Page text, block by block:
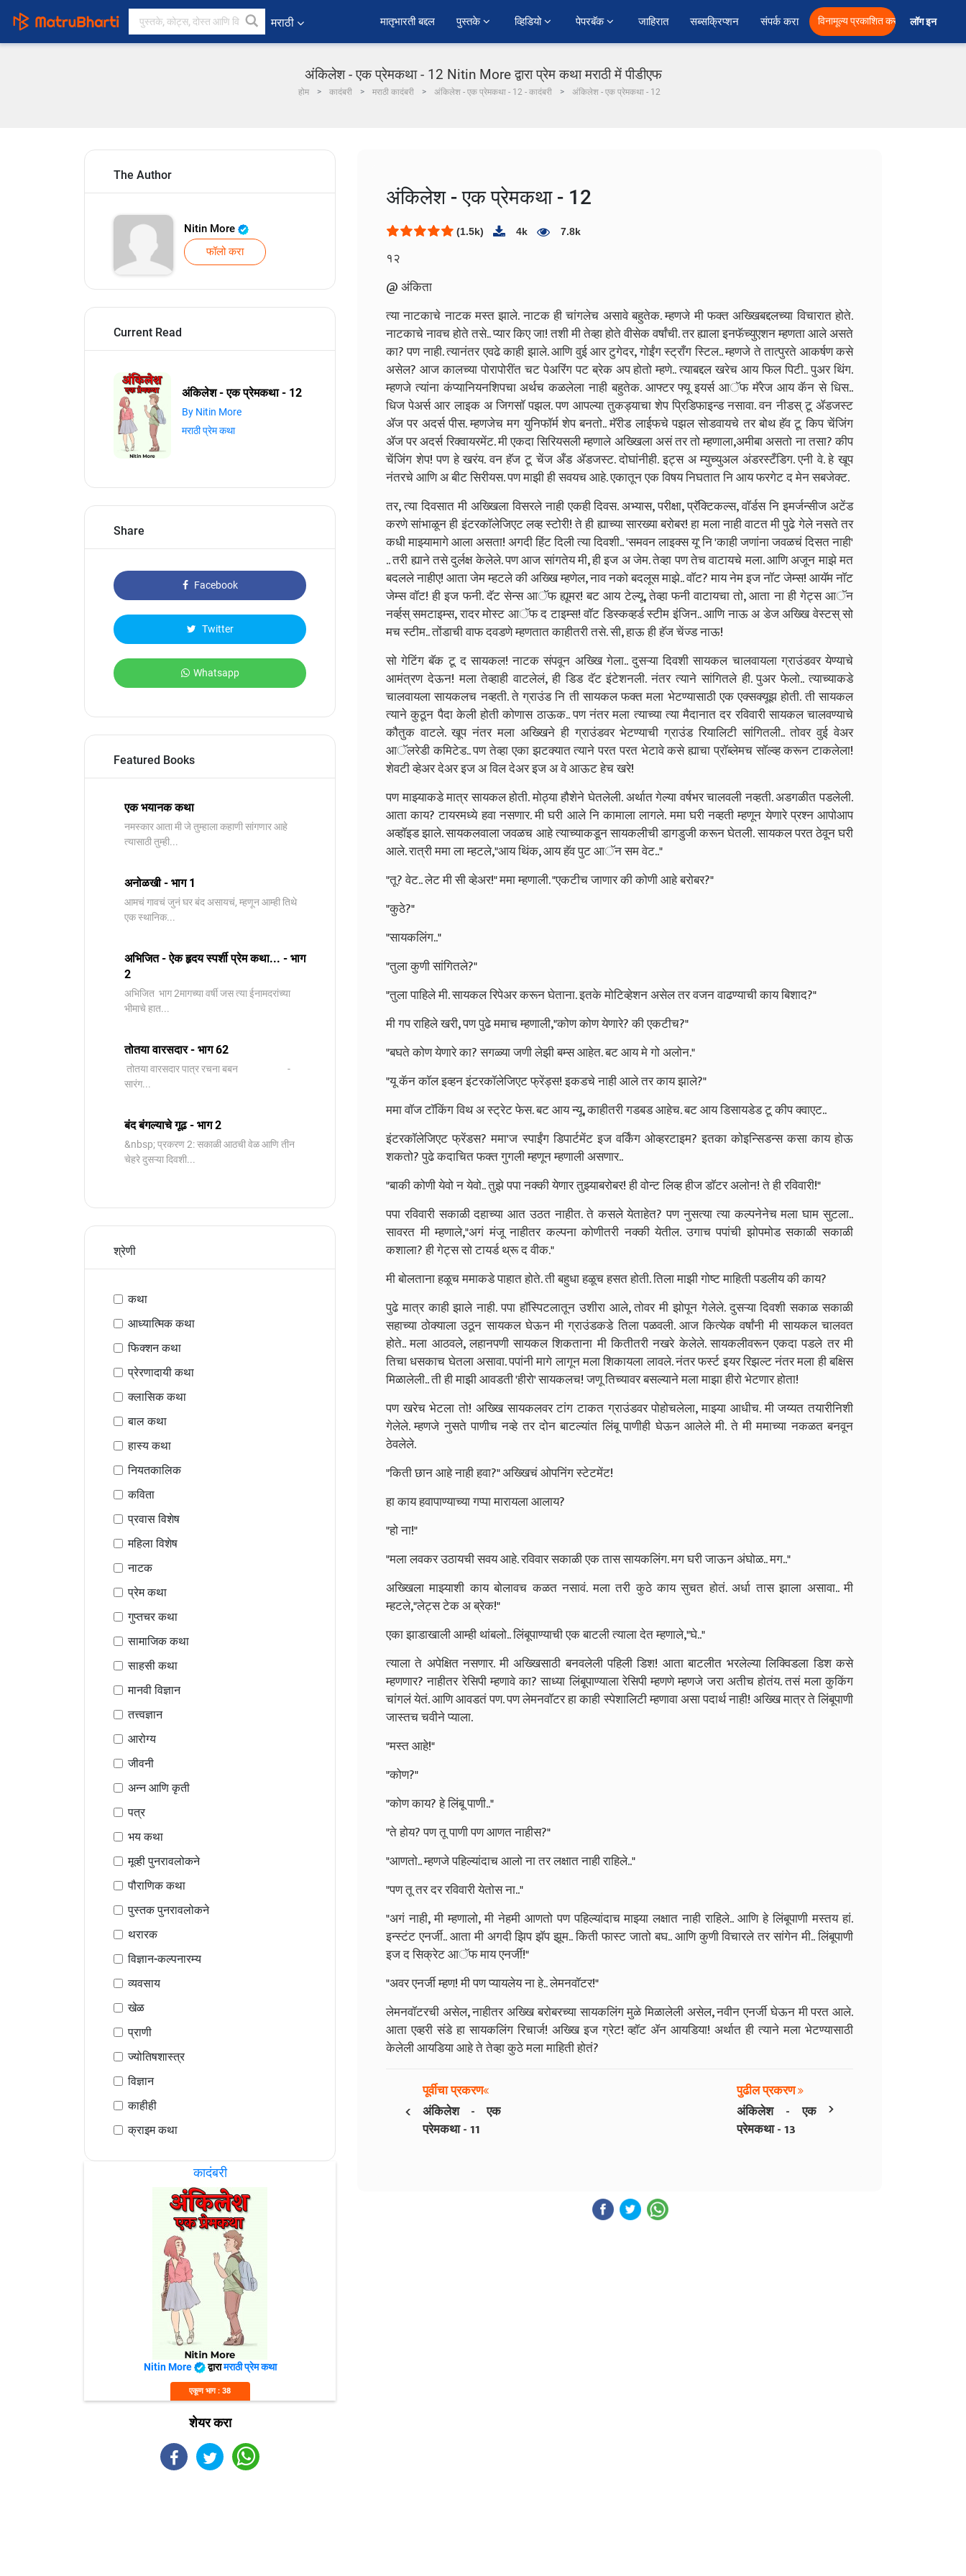
मराठी ﻿मातृभारती बद्दल पुस्तके व्हिडियो पेपरबॅक जाहिरात सब्सक्रिप्शन संपर्क करा विनामूल्य प्रकाशित करा लॉग इन
अंकिलेश - एक प्रेमकथा - 12 Nitin More द्वारा प्रेम कथा मराठी में पीडीएफ
होम कादंबरी मराठी कादंबरी अंकिलेश - एक प्रेमकथा - 12 - कादंबरी अंकिलेश - एक प्रेमकथा - 12
The Author
Nitin More
फॉलो करा
Current Read
अंकिलेश - एक प्रेमकथा - 12
By Nitin More
मराठी प्रेम कथा
Share
Facebook
Twitter
Whatsapp
Featured Books
एक भयानक कथा
नमस्कार आता मी जे तुम्हाला कहाणी सांगणार आहे
त्यासाठी तुम्ही...
अनोळखी - भाग 1
आमचं गावचं जुनं घर बंद असायचं, म्हणून आम्ही तिथे
एक स्थानिक...
अभिजित - ऐक हृदय स्पर्शी प्रेम कथा... - भाग
2
️अभिजित ️ भाग 2मागच्या वर्षी जस त्या ईनामदरांच्या
भीमाचे हात...
तोतया वारसदार - भाग 62
तोतया वारसदार पात्र रचना बबन -
सारंग...
बंद बंगल्याचे गूढ - भाग 2
&nbsp; प्रकरण 2: सकाळी आठची वेळ आणि तीन
चेहरे दुसऱ्या दिवशी...
श्रेणी
कथा
आध्यात्मिक कथा
फिक्शन कथा
प्रेरणादायी कथा
क्लासिक कथा
बाल कथा
हास्य कथा
नियतकालिक
कविता
प्रवास विशेष
महिला विशेष
नाटक
प्रेम कथा
गुप्तचर कथा
सामाजिक कथा
साहसी कथा
मानवी विज्ञान
तत्त्वज्ञान
आरोग्य
जीवनी
अन्न आणि कृती
पत्र
भय कथा
मूव्ही पुनरावलोकने
पौराणिक कथा
पुस्तक पुनरावलोकने
थरारक
विज्ञान-कल्पनारम्य
व्यवसाय
खेळ
प्राणी
ज्योतिषशास्त्र
विज्ञान
काहीही
क्राइम कथा
कादंबरी
Nitin More द्वारामराठी प्रेम कथा
एकूण भाग : 38
शेयर करा
अंकिलेश - एक प्रेमकथा - 12
(1.5k) 4k 7.8k
१२
@ अंकिता
त्या नाटकाचे नाटक मस्त झाले. नाटक ही चांगलेच असावे बहुतेक. म्हणजे मी फक्त अख्खिबद्दलच्या विचारात होते.
नाटकाचे नावच होते तसे.. प्यार किए जा! तशी मी तेव्हा होते वीसेक वर्षांची. तर ह्याला इनफॅच्युएशन म्हणता आले असते
का? पण नाही. त्यानंतर एवढे काही झाले. आणि वुई आर टुगेदर, गोईंग स्ट्राँग स्टिल.. म्हणजे ते तात्पुरते आकर्षण कसे
असेल? आज कालच्या पोरापोरींत चट पेअरिंग पट ब्रेक अप होतो म्हणे.. त्याबद्दल खरेच आय फिल पिटी.. पुअर थिंग.
म्हणजे त्यांना कंप्यानियनशिपचा अर्थच कळलेला नाही बहुतेक. आफ्टर फ्यू इयर्स आॅफ मॅरेज आय कॅन से धिस..
धिज पेअर्स आर लाइक अ जिगसाॅ पझल. पण आपल्या तुकड्याचा शेप प्रिडिफाइन्ड नसावा. वन नीडस् टू ॲडजस्ट
ॲज पर अदर्स पीस. म्हणजेच मग युनिफाॅर्म शेप बनतो.. मॅरीड लाईफचे पझल सोडवायचे तर बोथ हॅव टू किप चेंजिंग
ॲज पर अदर्स रिक्वायरमेंट. मी एकदा सिरियसली म्हणाले अख्खिला असं तर तो म्हणाला,अमीबा असतो ना तसा? कीप
चेंजिंग शेप! पण हे खरंय. वन हॅज टू चेंज अँड ॲडजस्ट. दोघांनीही. इट्स अ म्युच्युअल अंडरस्टँडिग. एनी वे. हे खूप
नंतरचे आणि अ बीट सिरीयस. पण माझी ही सवयच आहे. एकातून एक विषय निघतात नि आय फरगेट द मेन सबजेक्ट.
तर, त्या दिवसात मी अख्खिला विसरले नाही एकही दिवस. अभ्यास, परीक्षा, प्रॅक्टिकल्स, वाॅर्डस नि इमर्जन्सीज अटेंड
करणे सांभाळून ही इंटरकाॅलेजिएट लव्ह स्टोरी! ते ही ह्याच्या सारख्या बरोबर! हा मला नाही वाटत मी पुढे गेले नसते तर
कधी माझ्यामागे आला असता! अगदी हिंट दिली त्या दिवशी.. 'समवन लाइक्स यू' नि 'काही जणांना जवळचं दिसत नाही'
.. तरी ह्याने तसे दुर्लक्ष केलेले. पण आज सांगतेय मी, ही इज अ जेम. तेव्हा पण तेच वाटायचे मला. आणि अजून माझे मत
बदलले नाहीए! आता जेम म्हटले की अख्खि म्हणेल, नाव नको बदलूस माझे.. वाॅट? माय नेम इज नाॅट जेम्स! आयॅम नाॅट
जेम्स वाॅट! ही इज फनी. दॅट सेन्स आॅफ ह्यूमर! बट आय टेल्यू, तेव्हा फनी वाटायचा तो, आता ना ही गेट्स आॅन
नर्व्हस् समटाइम्स, रादर मोस्ट आॅफ द टाइम्स! वाॅट डिस्कव्हर्ड स्टीम इंजिन.. आणि नाऊ अ डेज अख्खि वेस्टस् सो
मच स्टीम.. तोंडाची वाफ दवडणे म्हणतात काहीतरी तसे. सी, हाऊ ही हॅज चेंज्ड नाऊ!
सो गेटिंग बॅक टू द सायकल! नाटक संपवून अख्खि गेला.. दुसऱ्या दिवशी सायकल चालवायला ग्राउंडवर येण्याचे
आमंत्रण देऊन! मला तेव्हाही वाटलेलं, ही डिड दॅट इंटेशनली. नंतर त्याने सांगितले ही. पुअर फेलो.. त्याच्याकडे
चालवायला सायकलच नव्हती. ते ग्राउंड नि ती सायकल फक्त मला भेटण्यासाठी एक एक्सक्यूझ होती. ती सायकल
त्याने कुठून पैदा केली होती कोणास ठाऊक.. पण नंतर मला त्याच्या त्या मैदानात दर रविवारी सायकल चालवण्याचे
कौतुक वाटले. खूप नंतर मला अख्खिने ही ग्राउंडवर भेटण्याची ग्राउंड रियालिटी सांगितली.. तोवर वुई वेअर
आॅलरेडी कमिटेड.. पण तेव्हा एका झटक्यात त्याने परत परत भेटावे कसे ह्याचा प्राॅब्लेमच साॅल्व्ह करून टाकलेला!
शेवटी व्हेअर देअर इज अ विल देअर इज अ वे आऊट हेच खरे!
पण माझ्याकडे मात्र सायकल होती. मोठ्या हौशेने घेतलेली. अर्थात गेल्या वर्षभर चालवली नव्हती. अडगळीत पडलेली.
आता काय? टायरमध्ये हवा नसणार. मी घरी आले नि कामाला लागले. ममा घरी नव्हती म्हणून येणारे प्रश्न आपोआप
अव्हाॅइड झाले. सायकलवाला जवळच आहे त्याच्याकडून सायकलीची डागडुजी करून घेतली. सायकल परत ठेवून घरी
आले. रात्री ममा ला म्हटले,"आय थिंक, आय हॅव पुट आॅन सम वेट.."
"तू? वेट.. लेट मी सी व्हेअर!" ममा म्हणाली. "एकटीच जाणार की कोणी आहे बरोबर?"
"कुठे?"
"सायकलिंग.."
"तुला कुणी सांगितले?"
"तुला पाहिले मी. सायकल रिपेअर करून घेताना. इतके मोटिव्हेशन असेल तर वजन वाढण्याची काय बिशाद?"
मी गप राहिले खरी, पण पुढे ममाच म्हणाली,"कोण कोण येणारे? की एकटीच?"
"बघते कोण येणारे का? सगळ्या जणी लेझी बम्स आहेत. बट आय मे गो अलोन."
"यू कॅन काॅल इव्हन इंटरकाॅलेजिएट फ्रेंड्स! इकडचे नाही आले तर काय झाले?"
ममा वाॅज टाॅकिंग विथ अ स्ट्रेट फेस. बट आय न्यू, काहीतरी गडबड आहेच. बट आय डिसायडेड टू कीप क्वाएट..
इंटरकाॅलेजिएट फ्रेंडस? ममा'ज स्पाईंग डिपार्टमेंट इज वर्किंग ओव्हरटाइम? इतका कोइन्सिडन्स कसा काय होऊ
शकतो? पुढे कदाचित फक्त गुगली म्हणून म्हणाली असणार..
"बाकी कोणी येवो न येवो.. तुझे पपा नक्की येणार तुझ्याबरोबर! ही वोन्ट लिव्ह हीज डाॅटर अलोन! ते ही रविवारी!"
पपा रविवारी सकाळी दहाच्या आत उठत नाहीत. ते कसले येताहेत? पण नुसत्या त्या कल्पनेनेच मला घाम सुटला..
सावरत मी म्हणाले,"अगं मंजू नाहीतर कल्पना कोणीतरी नक्की येतील. उगाच पपांची झोपमोड सकाळी सकाळी
कशाला? ही गेट्स सो टायर्ड थ्रू द वीक."
मी बोलताना हळूच ममाकडे पाहात होते. ती बहुधा हळूच हसत होती. तिला माझी गोष्ट माहिती पडलीय की काय?
पुढे मात्र काही झाले नाही. पपा हाॅस्पिटलातून उशीरा आले, तोवर मी झोपून गेलेले. दुसऱ्या दिवशी सकाळ सकाळी
सहाच्या ठोक्याला उठून सायकल घेऊन मी ग्राउंडकडे तिला पळवली. आज कित्येक वर्षांनी मी सायकल चालवत
होते.. मला आठवले, लहानपणी सायकल शिकताना मी कितीतरी नखरे केलेले. सायकलीवरून एकदा पडले तर मी
तिचा धसकाच घेतला असावा. पपांनी मागे लागून मला शिकायला लावले. नंतर फर्स्ट इयर रिझल्ट नंतर मला ही बक्षिस
मिळालेली.. ती ही माझी आवडती 'हीरो' सायकलच! जणू तिच्यावर बसल्याने मला माझा हीरो भेटणार होता!
पण खरेच भेटला तो! अख्खि सायकलवर टांग टाकत ग्राउंडवर पोहोचलेला, माझ्या आधीच. मी जय्यत तयारीनिशी
गेलेले. म्हणजे नुसते पाणीच नव्हे तर दोन बाटल्यांत लिंबू पाणीही घेऊन आलेले मी. ते मी ममाच्या नकळत बनवून
ठेवलेले.
"किती छान आहे नाही हवा?" अख्खिचं ओपनिंग स्टेटमेंट!
हा काय हवापाण्याच्या गप्पा मारायला आलाय?
"हो ना!"
"मला लवकर उठायची सवय आहे. रविवार सकाळी एक तास सायकलिंग. मग घरी जाऊन अंघोळ.. मग.."
अख्खिला माझ्याशी काय बोलावच कळत नसावं. मला तरी कुठे काय सुचत होतं. अर्धा तास झाला असावा.. मी
म्हटले,"लेट्स टेक अ ब्रेक!"
एका झाडाखाली आम्ही थांबलो.. लिंबूपाण्याची एक बाटली त्याला देत म्हणाले,"घे.."
त्याला ते अपेक्षित नसणार. मी अख्खिसाठी बनवलेली पहिली डिश! आता बाटलीत भरलेल्या लिक्विडला डिश कसे
म्हणणार? नाहीतर रेसिपी म्हणावे का? साध्या लिंबूपाण्याला रेसिपी म्हणणे म्हणजे जरा अतीच होतंय. तसं मला कुकिंग
चांगलं येतं. आणि आवडतं पण. पण लेमनवाॅटर हा काही स्पेशालिटी म्हणावा असा पदार्थ नाही! अख्खि मात्र ते लिंबूपाणी
जास्तच चवीने प्याला.
"मस्त आहे!"
"कोण?"
"कोण काय? हे लिंबू पाणी.."
"ते होय? पण तू पाणी पण आणत नाहीस?"
"आणतो.. म्हणजे पहिल्यांदाच आलो ना तर लक्षात नाही राहिले.."
"पण तू तर दर रविवारी येतोस ना.."
"अगं नाही, मी म्हणालो, मी नेहमी आणतो पण पहिल्यांदाच माझ्या लक्षात नाही राहिले.. आणि हे लिंबूपाणी मस्तय हां.
इन्स्टंट एनर्जी.. आता मी अगदी झिप झॅप झूम.. किती फास्ट जातो बघ.. आणि कुणी विचारले तर सांगेन मी.. लिंबूपाणी
इज द सिक्रेट आॅफ माय एनर्जी!"
"अवर एनर्जी म्हण! मी पण प्यायलेय ना हे.. लेमनवाॅटर!"
लेमनवाॅटरची असेल, नाहीतर अख्खि बरोबरच्या सायकलिंग मुळे मिळालेली असेल, नवीन एनर्जी घेऊन मी परत आले.
आता एव्हरी संडे हा सायकलिंग रिचार्ज! अख्खि इज ग्रेट! व्हाॅट ॲन आयडिया! अर्थात ही त्याने मला भेटण्यासाठी
केलेली आयडिया आहे ते तेव्हा कुठे मला माहिती होतं?
‹
पूर्वीचा प्रकरण
अंकिलेश - एक
प्रेमकथा - 11
›
पुढील प्रकरण
अंकिलेश - एक
प्रेमकथा - 13